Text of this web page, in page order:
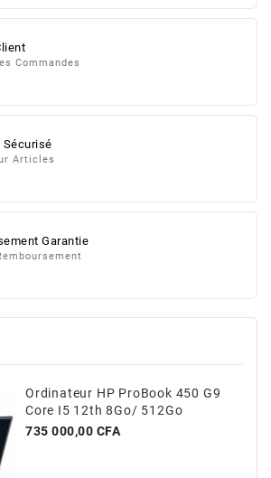
Commandes
Sécurisé
Articles
Garantie
Ordinateur HP ProBook 450 G9
Core I5 12th 8Go/ 512Go
Prix
735 000,00 CFA